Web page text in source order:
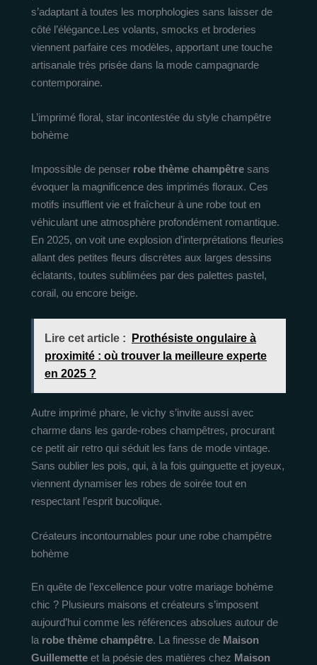
s’adaptant à toutes les morphologies sans laisser de
côté l’élégance.Les volants, smocks et broderies
viennent parfaire ces modèles, apportant une touche
artisanale très prisée dans la mode campagnarde
contemporaine.
L’imprimé floral, star incontestée du style champêtre
bohème
Impossible de penser robe thème champêtre sans
évoquer la magnificence des imprimés floraux. Ces
motifs insufflent vie et fraîcheur à une robe tout en
véhiculant une atmosphère profondément romantique.
En 2025, on voit une explosion d’interprétations fleuries
allant des petites fleurs discrètes aux larges dessins
éclatants, toutes sublimées par des palettes pastel,
corail, ou encore beige.
Lire cet article :
Prothésiste ongulaire à
proximité : où trouver la meilleure experte
en 2025 ?
Autre imprimé phare, le vichy s’invite aussi avec
charme dans les garde-robes champêtres, procurant
ce petit air retro qui séduit les fans de mode vintage.
Sans oublier les pois, qui, à la fois guinguette et joyeux,
viennent dynamiser les robes de soirée tout en
respectant l’esprit bucolique.
Créateurs incontournables pour une robe champêtre
bohème
En quête de l’excellence pour votre mariage bohème
chic ? Plusieurs maisons et créateurs s’imposent
aujourd’hui comme les références absolues autour de
la robe thème champêtre. La finesse de Maison
Guillemette et la poésie des matières chez Maison